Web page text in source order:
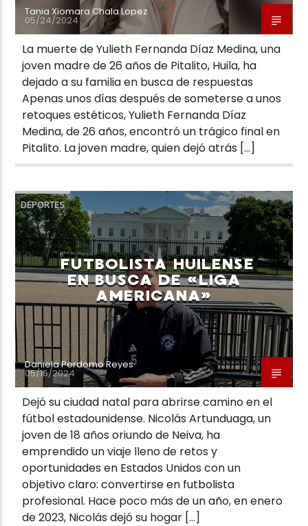
Tania Xiomara Chala Lopez
05/24/2024
La muerte de Yulieth Fernanda Díaz Medina, una
joven madre de 26 años de Pitalito, Huila, ha
dejado a su familia en busca de respuestas
Apenas unos días después de someterse a unos
retoques estéticos, Yulieth Fernanda Díaz
Medina, de 26 años, encontró un trágico final en
Pitalito. La joven madre, quien dejó atrás […]
DEPORTES
FUTBOLISTA HUILENSE
EN BUSCA DE «LIGA
AMERICANA»
Daniela Perdomo Reyes
05/16/2024
Dejó su ciudad natal para abrirse camino en el
fútbol estadounidense. Nicolás Artunduaga, un
joven de 18 años oriundo de Neiva, ha
emprendido un viaje lleno de retos y
oportunidades en Estados Unidos con un
objetivo claro: convertirse en futbolista
profesional. Hace poco más de un año, en enero
de 2023, Nicolás dejó su hogar […]